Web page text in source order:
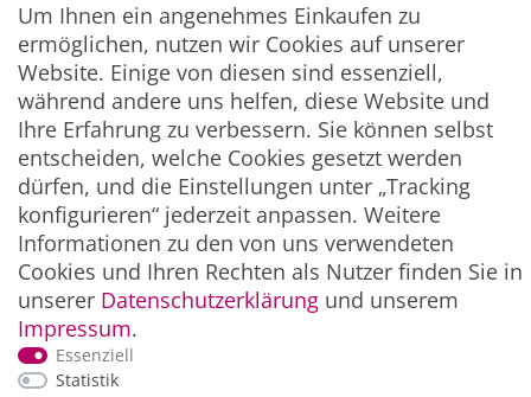
Abonnieren
** Hierbei handelt es sich um ein Pflichtfeld.
ZAHLUNG & VERSAND
Um Ihnen ein angenehmes Einkaufen zu
ermöglichen, nutzen wir Cookies auf unserer
Website. Einige von diesen sind essenziell,
während andere uns helfen, diese Website und
Ihre Erfahrung zu verbessern. Sie können selbst
entscheiden, welche Cookies gesetzt werden
dürfen, und die Einstellungen unter „Tracking
konfigurieren“ jederzeit anpassen. Weitere
Informationen zu den von uns verwendeten
Cookies und Ihren Rechten als Nutzer finden Sie in
unserer Daten­schutz­erklärung und unserem
Impressum.
Essenziell
Statistik